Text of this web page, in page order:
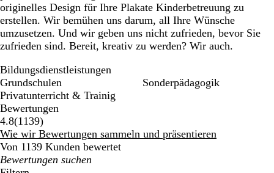
originelles Design für Ihre Plakate Kinderbetreuung zu
erstellen. Wir bemühen uns darum, all Ihre Wünsche
umzusetzen. Und wir geben uns nicht zufrieden, bevor Sie
zufrieden sind. Bereit, kreativ zu werden? Wir auch.
Bildungsdienstleistungen
Grundschulen
Privatunterricht & Trainig
Sonderpädagogik
Bewertungen
4.8(11391139
Bewertungen
)
Wie wir Bewertungen sammeln und präsentieren
Von 1139 Kunden bewertet
Meine